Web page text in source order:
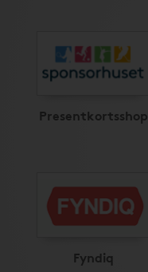
Presentkortsshop
Fyndiq